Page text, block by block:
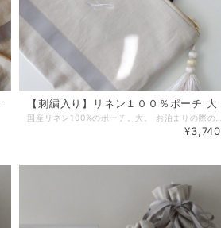
【刺繍入り】リネン１００％ポーチ 大
¥3,740